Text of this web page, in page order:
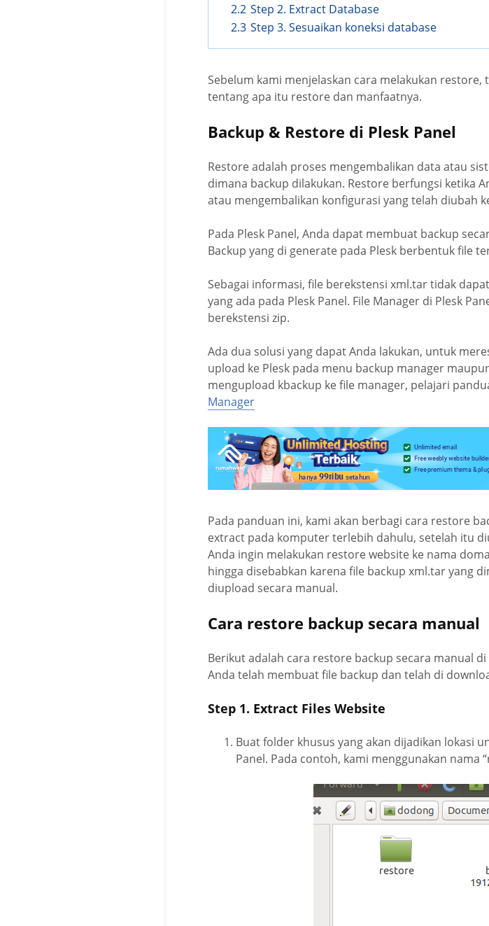
2.2 Step 2. Extract Database
2.3 Step 3. Sesuaikan koneksi database
Sebelum kami menjelaskan cara melakukan
tentang apa itu restore dan manfaatnya.
Backup & Restore di Plesk Panel
Restore adalah proses mengembalikan data atau
dimana backup dilakukan. Restore berfungsi ketika
atau mengembalikan konfigurasi yang telah diubah
Pada Plesk Panel, Anda dapat membuat backup
Backup yang di generate pada Plesk berbentuk file
Sebagai informasi, file berekstensi xml.tar tidak
yang ada pada Plesk Panel. File Manager di Plesk
berekstensi zip.
Ada dua solusi yang dapat Anda lakukan, untuk
upload ke Plesk pada menu backup manager
mengupload kbackup ke file manager, pelajari
Manager
Pada panduan ini, kami akan berbagi cara restore
extract pada komputer terlebih dahulu, setelah itu
Anda ingin melakukan restore website ke nama
hingga disebabkan karena file backup xml.tar yang
diupload secara manual.
Cara restore backup secara manual
Berikut adalah cara restore backup secara manual
Anda telah membuat file backup dan telah di
Step 1. Extract Files Website
Buat folder khusus yang akan dijadikan lokasi
Panel. Pada contoh, kami menggunakan nama